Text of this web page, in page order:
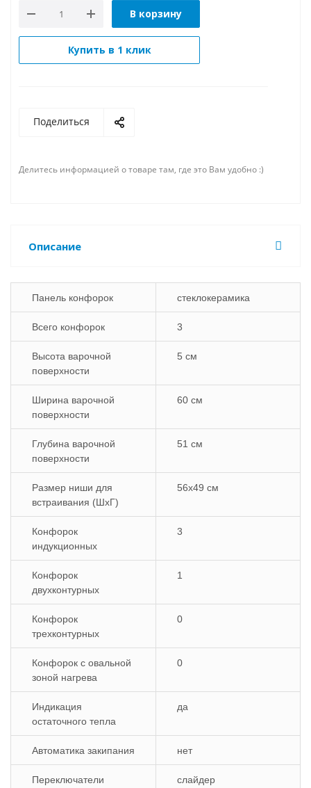
В корзину
Купить в 1 клик
Поделиться
Делитесь информацией о товаре там, где это Вам удобно :)
Описание
Панель конфорок стеклокерамика
Всего конфорок 3
Высота варочной
поверхности
5 см
Ширина варочной
поверхности
60 см
Глубина варочной
поверхности
51 см
Размер ниши для
встраивания (ШхГ)
56x49 см
Конфорок
индукционных
3
Конфорок
двухконтурных
1
Конфорок
трехконтурных
0
Конфорок с овальной
зоной нагрева
0
Индикация
остаточного тепла
да
Автоматика закипания нет
Переключатели слайдер